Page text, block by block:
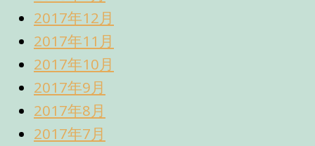
2017年12月
2017年11月
2017年10月
2017年9月
2017年8月
2017年7月